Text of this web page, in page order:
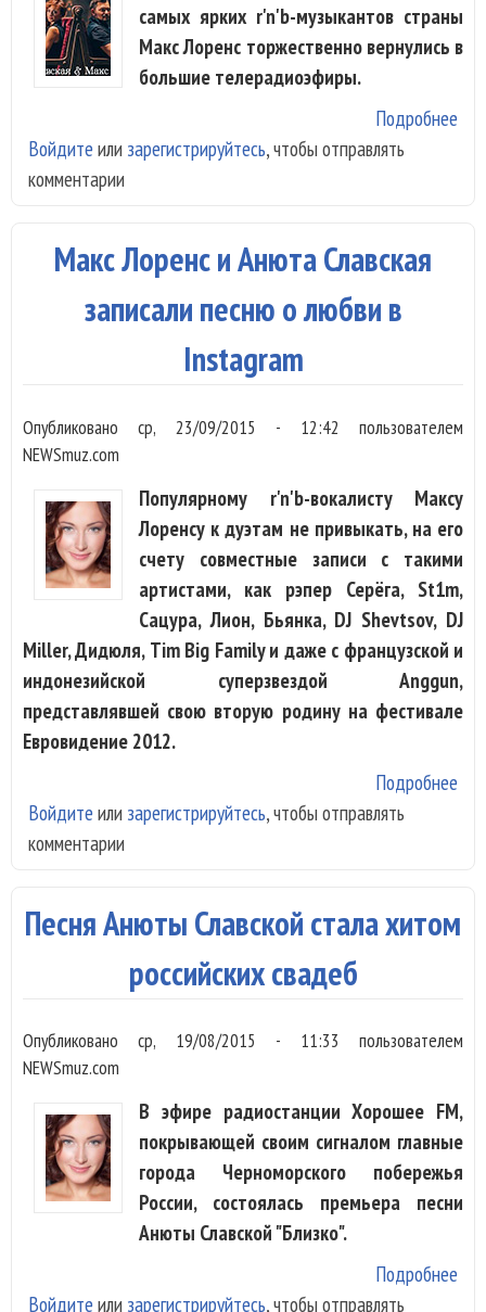
самых ярких r'n'b-музыкантов страны
Макс Лоренс торжественно вернулись в
большие телерадиоэфиры.
Подробнее
Войдите или зарегистрируйтесь, чтобы отправлять
комментарии
Макс Лоренс и Анюта Славская
записали песню о любви в
Instagram
Опубликованоср, 23/09/2015 - 12:42 пользователем
NEWSmuz.com
Популярному r'n'b-вокалисту Максу
Лоренсу к дуэтам не привыкать, на его
счету совместные записи с такими
артистами, как рэпер Серёга, St1m,
Сацура, Лион, Бьянка, DJ Shevtsov, DJ
Miller, Дидюля, Tim Big Family и даже с французской и
индонезийской суперзвездой Anggun,
представлявшей свою вторую родину на фестивале
Евровидение 2012.
Подробнее
Войдите или зарегистрируйтесь, чтобы отправлять
комментарии
Песня Анюты Славской стала хитом
российских свадеб
Опубликованоср, 19/08/2015 - 11:33 пользователем
NEWSmuz.com
В эфире радиостанции Хорошее FM,
покрывающей своим сигналом главные
города Черноморского побережья
России, состоялась премьера песни
Анюты Славской "Близко".
Подробнее
Войдите или зарегистрируйтесь, чтобы отправлять